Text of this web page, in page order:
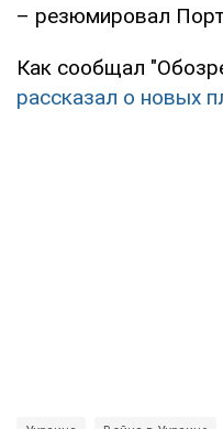
– резюмировал
Как сообщал
рассказал о новых